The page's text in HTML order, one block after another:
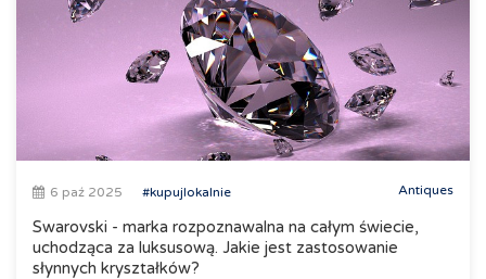
6 paź 2025 #kupujlokalnie Antiques
Swarovski - marka rozpoznawalna na całym świecie,
uchodząca za luksusową. Jakie jest zastosowanie
słynnych kryształków?